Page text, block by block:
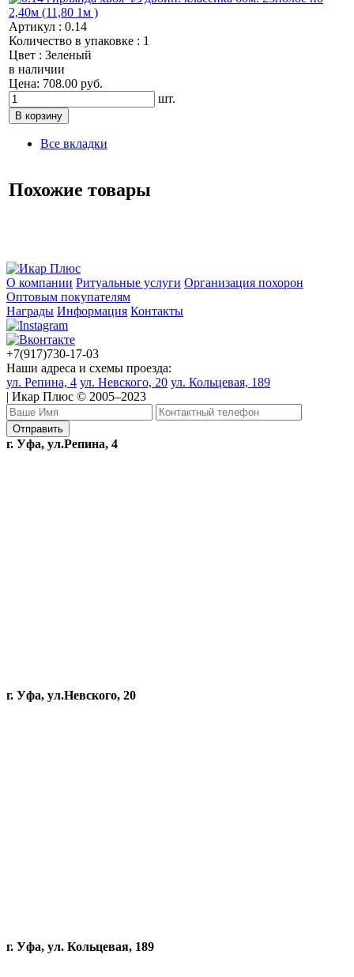
Артикул : 0.14
Количество в упаковке : 1
Цвет : Зеленый
в наличии
Цена: 708.00 руб.
шт.
Все вкладки
Похожие товары
О компании Ритуальные услуги Организация похорон
Оптовым покупателям
Награды Информация Контакты
+7(917)730-17-03
Наши адреса и схемы проезда:
ул. Репина, 4 ул. Невского, 20 ул. Кольцевая, 189
| Икар Плюс © 2005–2023
г. Уфа, ул.Репина, 4
г. Уфа, ул.Невского, 20
г. Уфа, ул. Кольцевая, 189